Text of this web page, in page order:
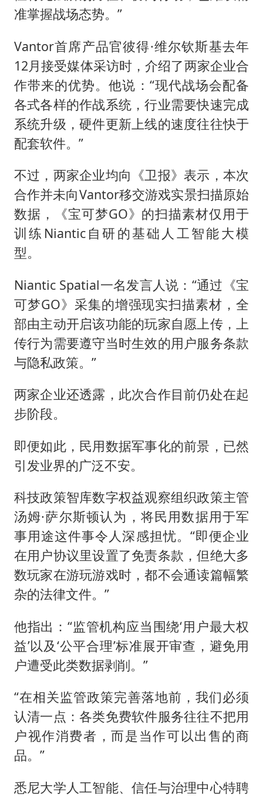
准掌握战场态势。”
Vantor首席产品官彼得·维尔钦斯基去年
12月接受媒体采访时，介绍了两家企业合
作带来的优势。他说：“现代战场会配备
各式各样的作战系统，行业需要快速完成
系统升级，硬件更新上线的速度往往快于
配套软件。”
不过，两家企业均向《卫报》表示，本次
合作并未向Vantor移交游戏实景扫描原始
数据，《宝可梦GO》的扫描素材仅用于
训练Niantic自研的基础人工智能大模
型。
Niantic Spatial一名发言人说：“通过《宝
可梦GO》采集的增强现实扫描素材，全
部由主动开启该功能的玩家自愿上传，上
传行为需要遵守当时生效的用户服务条款
与隐私政策。”
两家企业还透露，此次合作目前仍处在起
步阶段。
即便如此，民用数据军事化的前景，已然
引发业界的广泛不安。
科技政策智库数字权益观察组织政策主管
汤姆·萨尔斯顿认为，将民用数据用于军
事用途这件事令人深感担忧。“即便企业
在用户协议里设置了免责条款，但绝大多
数玩家在游玩游戏时，都不会通读篇幅繁
杂的法律文件。”
他指出：“监管机构应当围绕‘用户最大权
益’以及‘公平合理’标准展开审查，避免用
户遭受此类数据剥削。”
“在相关监管政策完善落地前，我们必须
认清一点：各类免费软件服务往往不把用
户视作消费者，而是当作可以出售的商
品。”
悉尼大学人工智能、信任与治理中心特聘